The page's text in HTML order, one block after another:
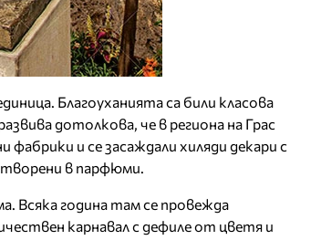
Благоуханията са били класова
дотолкова, че в региона на Грас
и се засаждали хиляди декари с
в парфюми.
Всяка година там се провежда
карнавал с дефиле от цветя и